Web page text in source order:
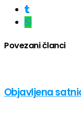
Povezani članci
Objavljena